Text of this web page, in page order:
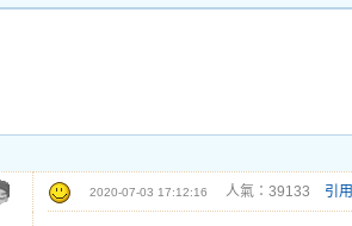
2020-07-03 17:12:16 人氣：39133 引用